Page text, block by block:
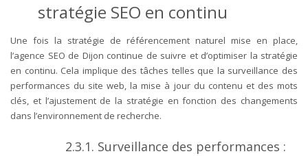
stratégie SEO en continu
Une fois la stratégie de référencement naturel mise en place,
l’agence SEO de Dijon continue de suivre et d’optimiser la stratégie
en continu. Cela implique des tâches telles que la surveillance des
performances du site web, la mise à jour du contenu et des mots
clés, et l’ajustement de la stratégie en fonction des changements
dans l’environnement de recherche.
2.3.1. Surveillance des performances :